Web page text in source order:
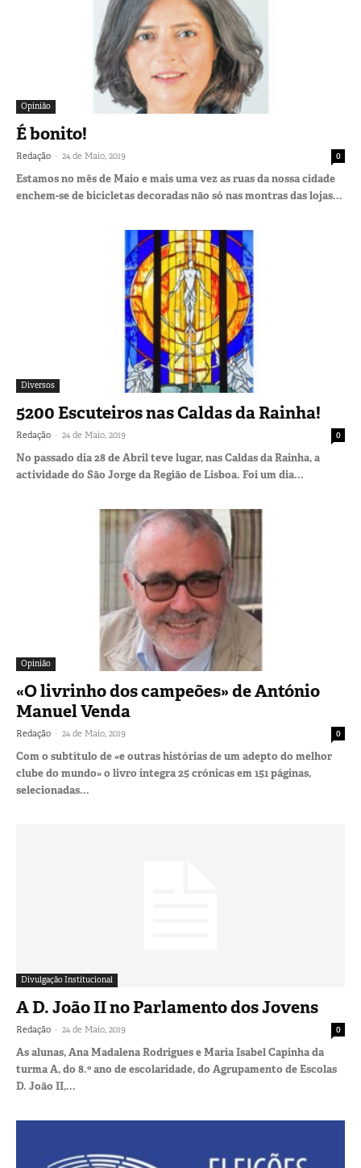
Opinião
É bonito!
Redação - 24 de Maio, 2019 0
Estamos no mês de Maio e mais uma vez as ruas da nossa cidade
enchem-se de bicicletas decoradas não só nas montras das lojas...
Diversos
5200 Escuteiros nas Caldas da Rainha!
Redação - 24 de Maio, 2019 0
No passado dia 28 de Abril teve lugar, nas Caldas da Rainha, a
actividade do São Jorge da Região de Lisboa. Foi um dia...
Opinião
«O livrinho dos campeões» de António
Manuel Venda
Redação - 24 de Maio, 2019 0
Com o subtítulo de «e outras histórias de um adepto do melhor
clube do mundo» o livro integra 25 crónicas em 151 páginas,
selecionadas...
Divulgação Institucional
A D. João II no Parlamento dos Jovens
Redação - 24 de Maio, 2019 0
As alunas, Ana Madalena Rodrigues e Maria Isabel Capinha da
turma A, do 8.º ano de escolaridade, do Agrupamento de Escolas
D. João II,...